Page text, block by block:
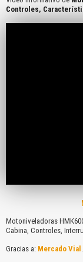
Controles,
Motoniveladoras
Cabina, Controles,
Gracias a: Mercado Vial .